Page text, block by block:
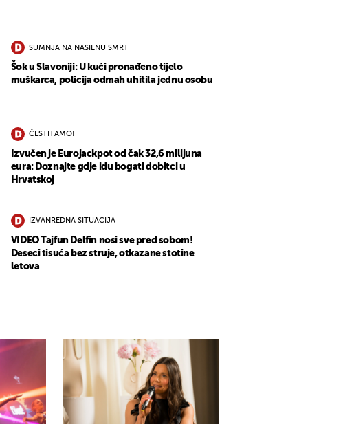
SUMNJA NA NASILNU SMRT
Šok u Slavoniji: U kući pronađeno tijelo
muškarca, policija odmah uhitila jednu osobu
ČESTITAMO!
Izvučen je Eurojackpot od čak 32,6 milijuna
eura: Doznajte gdje idu bogati dobitci u
Hrvatskoj
IZVANREDNA SITUACIJA
VIDEO Tajfun Delfin nosi sve pred sobom!
Deseci tisuća bez struje, otkazane stotine
letova